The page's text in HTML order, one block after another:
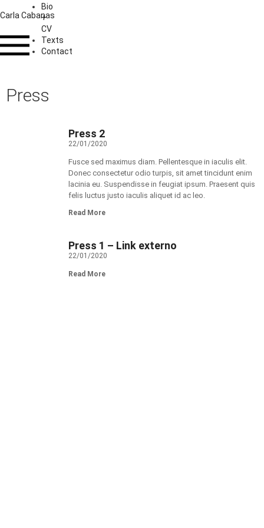
Carla Cabanas
Bio
+
CV
Texts
Contact
Press
Press 2
22/01/2020
Fusce sed maximus diam. Pellentesque in iaculis elit.
Donec consectetur odio turpis, sit amet tincidunt enim
lacinia eu. Suspendisse in feugiat ipsum. Praesent quis
felis luctus justo iaculis aliquet id ac leo.
Read More
Press 1 – Link externo
22/01/2020
Read More